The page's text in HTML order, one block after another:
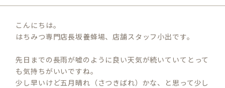
こんにちは。
はちみつ専門店長坂養蜂場、店舗スタッフ小出です。
先日までの長雨が嘘のように良い天気が続いていてとって
も気持ちがいいですね。
少し早いけど五月晴れ（さつきばれ）かな、と思って少し